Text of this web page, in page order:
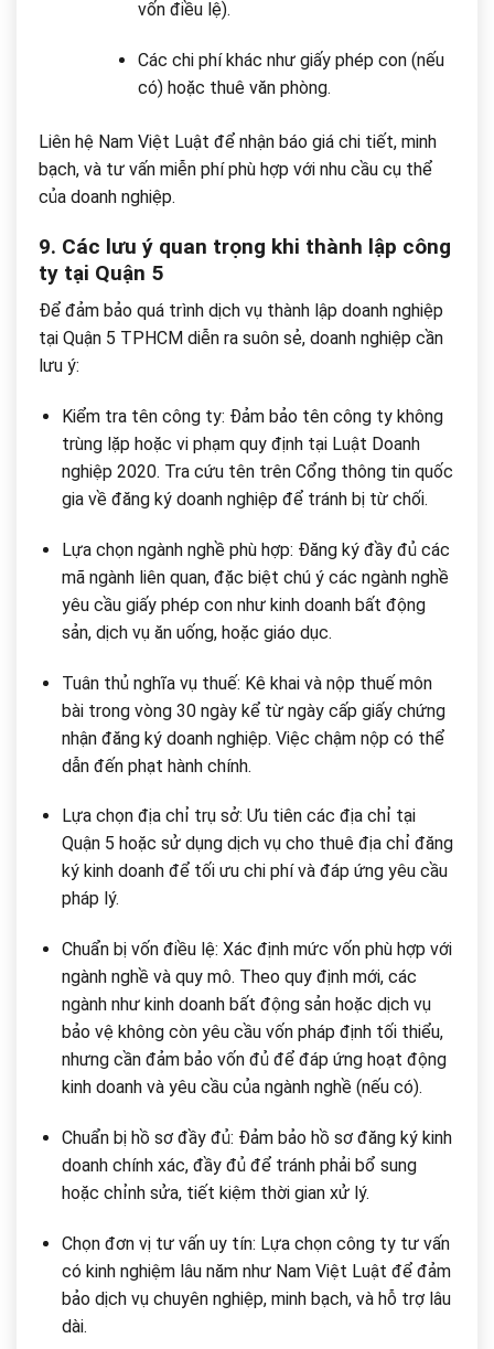
vốn điều lệ).
Các chi phí khác như giấy phép con (nếu
có) hoặc thuê văn phòng.
Liên hệ Nam Việt Luật để nhận báo giá chi tiết, minh
bạch, và tư vấn miễn phí phù hợp với nhu cầu cụ thể
của doanh nghiệp.
9. Các lưu ý quan trọng khi thành lập công
ty tại Quận 5
Để đảm bảo quá trình dịch vụ thành lập doanh nghiệp
tại Quận 5 TPHCM diễn ra suôn sẻ, doanh nghiệp cần
lưu ý:
Kiểm tra tên công ty: Đảm bảo tên công ty không
trùng lặp hoặc vi phạm quy định tại Luật Doanh
nghiệp 2020. Tra cứu tên trên Cổng thông tin quốc
gia về đăng ký doanh nghiệp để tránh bị từ chối.
Lựa chọn ngành nghề phù hợp: Đăng ký đầy đủ các
mã ngành liên quan, đặc biệt chú ý các ngành nghề
yêu cầu giấy phép con như kinh doanh bất động
sản, dịch vụ ăn uống, hoặc giáo dục.
Tuân thủ nghĩa vụ thuế: Kê khai và nộp thuế môn
bài trong vòng 30 ngày kể từ ngày cấp giấy chứng
nhận đăng ký doanh nghiệp. Việc chậm nộp có thể
dẫn đến phạt hành chính.
Lựa chọn địa chỉ trụ sở: Ưu tiên các địa chỉ tại
Quận 5 hoặc sử dụng dịch vụ cho thuê địa chỉ đăng
ký kinh doanh để tối ưu chi phí và đáp ứng yêu cầu
pháp lý.
Chuẩn bị vốn điều lệ: Xác định mức vốn phù hợp với
ngành nghề và quy mô. Theo quy định mới, các
ngành như kinh doanh bất động sản hoặc dịch vụ
bảo vệ không còn yêu cầu vốn pháp định tối thiểu,
nhưng cần đảm bảo vốn đủ để đáp ứng hoạt động
kinh doanh và yêu cầu của ngành nghề (nếu có).
Chuẩn bị hồ sơ đầy đủ: Đảm bảo hồ sơ đăng ký kinh
doanh chính xác, đầy đủ để tránh phải bổ sung
hoặc chỉnh sửa, tiết kiệm thời gian xử lý.
Chọn đơn vị tư vấn uy tín: Lựa chọn công ty tư vấn
có kinh nghiệm lâu năm như Nam Việt Luật để đảm
bảo dịch vụ chuyên nghiệp, minh bạch, và hỗ trợ lâu
dài.